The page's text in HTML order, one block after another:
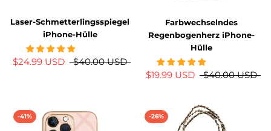
Laser-Schmetterlingsspiegel
iPhone-Hülle
$24.99 USD $40.00 USD
Farbwechselndes
Regenbogenherz iPhone-
Hülle
$19.99 USD $40.00 USD
-41% -26%